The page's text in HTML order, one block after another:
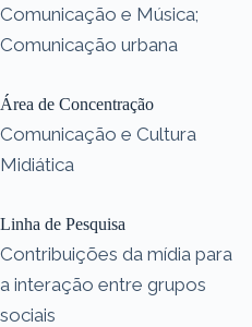
Comunicação e Música;
Comunicação urbana
Área de Concentração
Comunicação e Cultura
Midiática
Linha de Pesquisa
Contribuições da mídia para
a interação entre grupos
sociais